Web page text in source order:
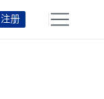
注册